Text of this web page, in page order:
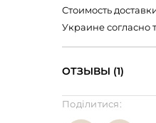
Стоимость
Украине согласно
ОТЗЫВЫ (1)
Поділитися: